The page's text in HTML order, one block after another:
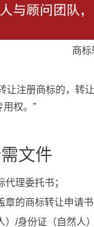
商标
让注册商标的，
权。”
文件
理委托书；
的商标转让申请书
/身份证（自然人